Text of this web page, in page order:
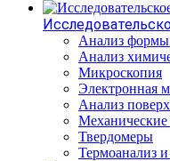
Анализ формы
Анализ
Микроскопия
Электронная
Анализ
Твердомеры
Термоанализ